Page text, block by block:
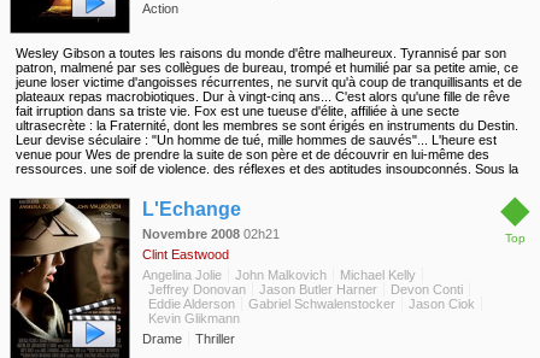
Action
Wesley Gibson a toutes les raisons du monde d'être malheureux. Tyrannisé par son
patron, malmené par ses collègues de bureau, trompé et humilié par sa petite amie, ce
jeune loser victime d'angoisses récurrentes, ne survit qu'à coup de tranquillisants et de
plateaux repas macrobiotiques. Dur à vingt-cinq ans... C'est alors qu'une fille de rêve
fait irruption dans sa triste vie. Fox est une tueuse d'élite, affiliée à une secte
ultrasecrète : la Fraternité, dont les membres se sont érigés en instruments du Destin.
Leur devise séculaire : "Un homme de tué, mille hommes de sauvés"... L'heure est
venue pour Wes de prendre la suite de son père et de découvrir en lui-même des
ressources, une soif de violence, des réflexes et des aptitudes insoupçonnés. Sous la
entraînement rigoureux qui va faire de lui le meilleur assassin de la Fraternité. Devenu
le favori de la secte, Wes a aussi la tardive satisfaction se venger de ses anciens
tourmenteurs. Mais l'ivresse du pouvoir n'a qu'un temps ; bientôt, il devra apprendre ce
que nul ne peut lui enseigner : tracer sa propre voie et contrôler sa destinée...
◆
Top
L'Echange
Novembre 2008 02h21
Clint Eastwood
Angelina Jolie
John Malkovich
Michael Kelly
Jeffrey Donovan
Jason Butler Harner
Devon Conti
Eddie Alderson
Gabriel Schwalenstocker
Jason Ciok
Kevin Glikmann
Drame
Thriller